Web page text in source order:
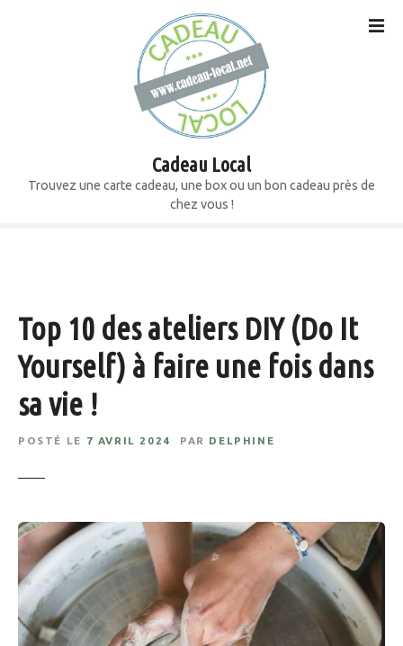
Cadeau Local
Trouvez une carte cadeau, une box ou un bon cadeau près de
chez vous !
Top 10 des ateliers DIY (Do It
Yourself) à faire une fois dans
sa vie !
POSTÉ LE 7 AVRIL 2024 PAR DELPHINE